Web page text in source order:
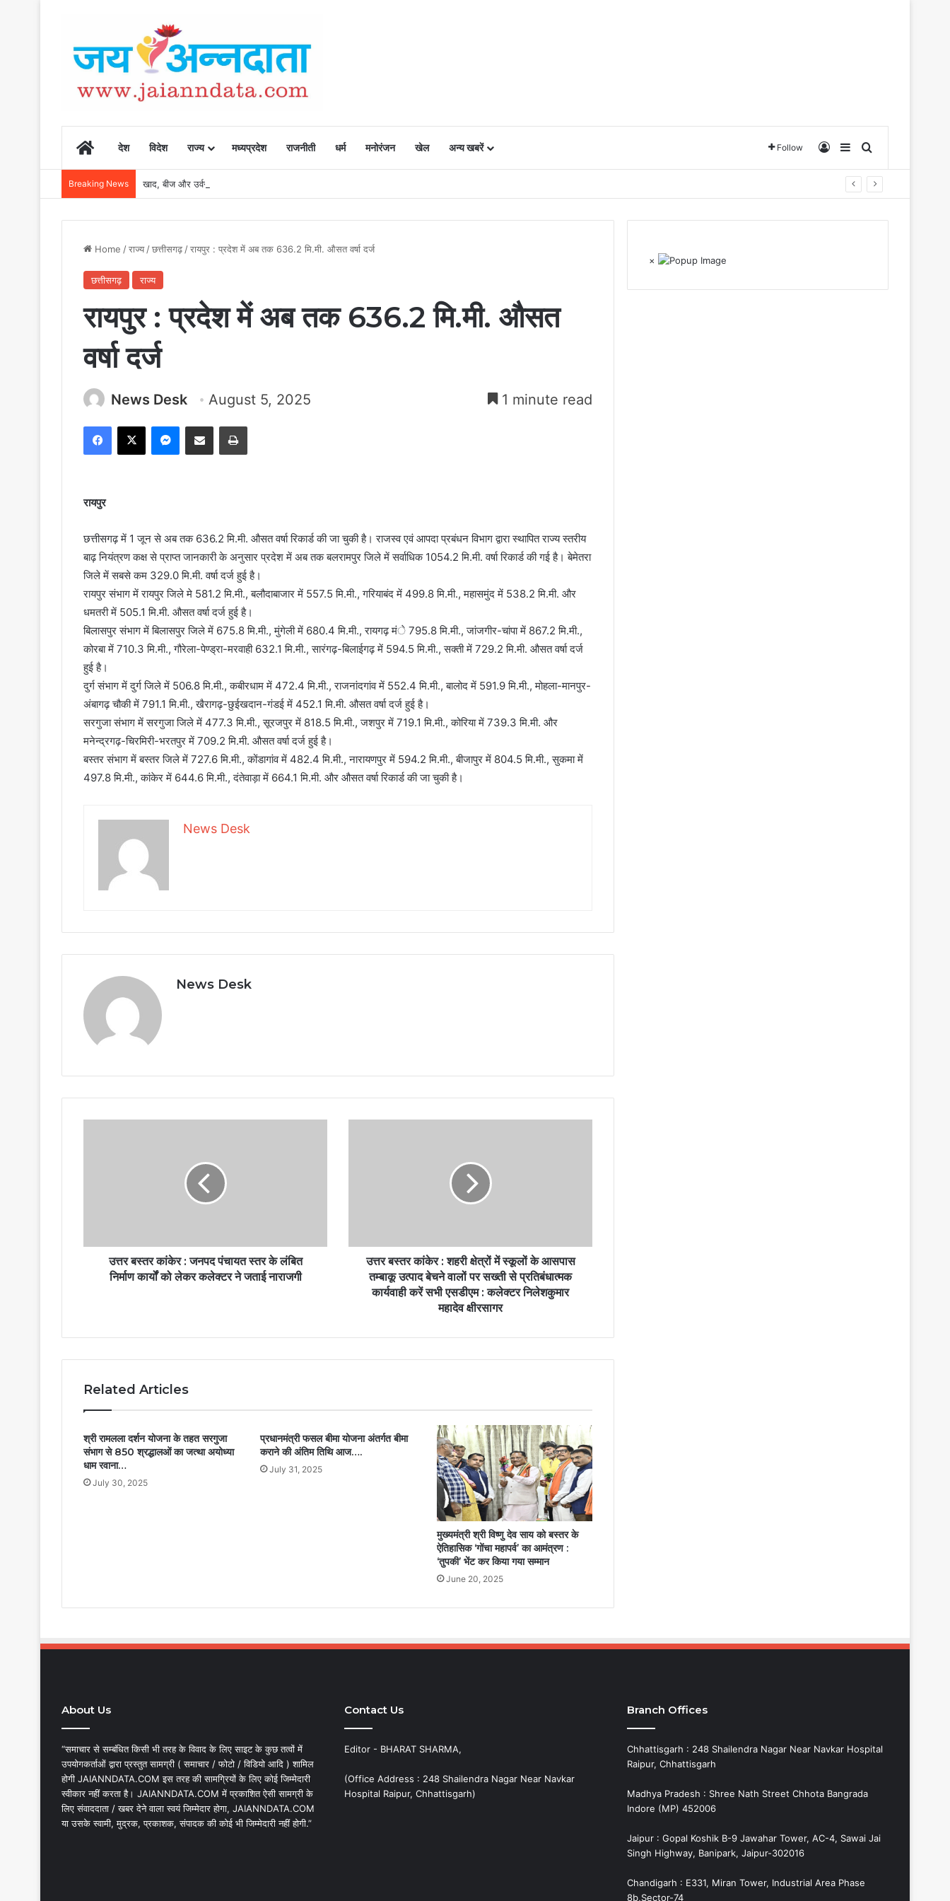
Homeदेश विदेश राज्य मध्यप्रदेश राजनीती धर्म मनोरंजन खेल अन्य खबरें Follow Log InSidebarSearch for
Breaking News खाद, बीज और उर्वरकों की समय पर उपलब्धता से किसानों में उत्साह, नैनो डीएपी और नैनो यूरिया बने किसानों के भरोसेमंद कृषि साथी…..
Home /राज्य/छत्तीसगढ़/रायपुर : प्रदेश में अब तक 636.2 मि.मी. औसत वर्षा दर्ज
छत्तीसगढ़ राज्य
रायपुर : प्रदेश में अब तक 636.2 मि.मी. औसत
वर्षा दर्ज
News Desk August 5, 2025 1 minute read
Facebook
X Messenger
Share via Email Print
रायपुर
छत्तीसगढ़ में 1 जून से अब तक 636.2 मि.मी. औसत वर्षा रिकार्ड की जा चुकी है। राजस्व एवं आपदा प्रबंधन विभाग द्वारा स्थापित राज्य स्तरीय
बाढ़ नियंत्रण कक्ष से प्राप्त जानकारी के अनुसार प्रदेश में अब तक बलरामपुर जिले में सर्वाधिक 1054.2 मि.मी. वर्षा रिकार्ड की गई है। बेमेतरा
जिले में सबसे कम 329.0 मि.मी. वर्षा दर्ज हुई है।
रायपुर संभाग में रायपुर जिले मे 581.2 मि.मी., बलौदाबाजार में 557.5 मि.मी., गरियाबंद में 499.8 मि.मी., महासमुंद में 538.2 मि.मी. और
धमतरी में 505.1 मि.मी. औसत वर्षा दर्ज हुई है।
बिलासपुर संभाग में बिलासपुर जिले में 675.8 मि.मी., मुंगेली में 680.4 मि.मी., रायगढ़ मंे 795.8 मि.मी., जांजगीर-चांपा में 867.2 मि.मी.,
कोरबा में 710.3 मि.मी., गौरेला-पेण्ड्रा-मरवाही 632.1 मि.मी., सारंगढ़-बिलाईगढ़ में 594.5 मि.मी., सक्ती में 729.2 मि.मी. औसत वर्षा दर्ज
हुई है।
दुर्ग संभाग में दुर्ग जिले में 506.8 मि.मी., कबीरधाम में 472.4 मि.मी., राजनांदगांव में 552.4 मि.मी., बालोद में 591.9 मि.मी., मोहला-मानपुर-
अंबागढ़ चौकी में 791.1 मि.मी., खैरागढ़-छुईखदान-गंडई में 452.1 मि.मी. औसत वर्षा दर्ज हुई है।
सरगुजा संभाग में सरगुजा जिले में 477.3 मि.मी., सूरजपुर में 818.5 मि.मी., जशपुर में 719.1 मि.मी., कोरिया में 739.3 मि.मी. और
मनेन्द्रगढ़-चिरमिरी-भरतपुर में 709.2 मि.मी. औसत वर्षा दर्ज हुई है।
बस्तर संभाग में बस्तर जिले में 727.6 मि.मी., कोंडागांव में 482.4 मि.मी., नारायणपुर में 594.2 मि.मी., बीजापुर में 804.5 मि.मी., सुकमा में
497.8 मि.मी., कांकेर में 644.6 मि.मी., दंतेवाड़ा में 664.1 मि.मी. और औसत वर्षा रिकार्ड की जा चुकी है।
News Desk
News Desk
उत्तर बस्तर कांकेर : जनपद पंचायत स्तर के लंबित
निर्माण कार्यों को लेकर कलेक्टर ने जताई नाराजगी
उत्तर बस्तर कांकेर : शहरी क्षेत्रों में स्कूलों के आसपास
तम्बाकू उत्पाद बेचने वालों पर सख्ती से प्रतिबंधात्मक
कार्यवाही करें सभी एसडीएम : कलेक्टर निलेशकुमार
महादेव क्षीरसागर
Related Articles
श्री रामलला दर्शन योजना के तहत सरगुजा
संभाग से 850 श्रद्धालओं का जत्था अयोध्या
धाम रवाना…
July 30, 2025
प्रधानमंत्री फसल बीमा योजना अंतर्गत बीमा
कराने की अंतिम तिथि आज….
July 31, 2025
मुख्यमंत्री श्री विष्णु देव साय को बस्तर के
ऐतिहासिक ‘गोंचा महापर्व’ का आमंत्रण :
‘तुपकी’ भेंट कर किया गया सम्मान
June 20, 2025
×
About Us
“समाचार से सम्बंधित किसी भी तरह के विवाद के लिए साइट के कुछ तत्वों में
उपयोगकर्ताओं द्वारा प्रस्तुत सामग्री ( समाचार / फोटो / विडियो आदि ) शामिल
होगी JAIANNDATA.COM इस तरह की सामग्रियों के लिए कोई जिम्मेदारी
स्वीकार नहीं करता है। JAIANNDATA.COM में प्रकाशित ऐसी सामग्री के
लिए संवाददाता / खबर देने वाला स्वयं जिम्मेदार होगा, JAIANNDATA.COM
या उसके स्वामी, मुद्रक, प्रकाशक, संपादक की कोई भी जिम्मेदारी नहीं होगी.”
Contact Us
Editor - BHARAT SHARMA,
(Office Address : 248 Shailendra Nagar Near Navkar
Hospital Raipur, Chhattisgarh)
Branch Offices
Chhattisgarh : 248 Shailendra Nagar Near Navkar Hospital
Raipur, Chhattisgarh
Madhya Pradesh : Shree Nath Street Chhota Bangrada
Indore (MP) 452006
Jaipur : Gopal Koshik B-9 Jawahar Tower, AC-4, Sawai Jai
Singh Highway, Banipark, Jaipur-302016
Chandigarh : E331, Miran Tower, Industrial Area Phase
8b,Sector-74